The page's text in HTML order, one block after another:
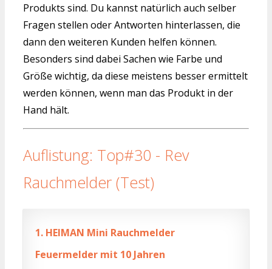
Produkts sind. Du kannst natürlich auch selber
Fragen stellen oder Antworten hinterlassen, die
dann den weiteren Kunden helfen können.
Besonders sind dabei Sachen wie Farbe und
Größe wichtig, da diese meistens besser ermittelt
werden können, wenn man das Produkt in der
Hand hält.
Auflistung: Top#30 - Rev
Rauchmelder (Test)
1. HEIMAN Mini Rauchmelder
Feuermelder mit 10 Jahren